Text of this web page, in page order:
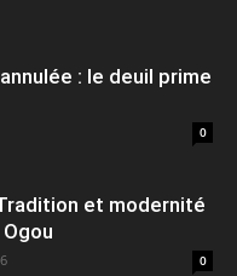
: le deuil prime
0
et modernité
0